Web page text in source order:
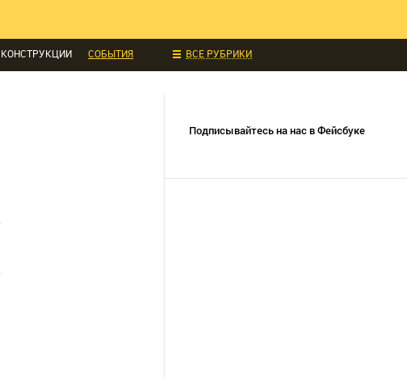
ВСЕ РУБРИКИ
КОНСТРУКЦИИ
СОБЫТИЯ
Подписывайтесь на нас в Фейсбуке